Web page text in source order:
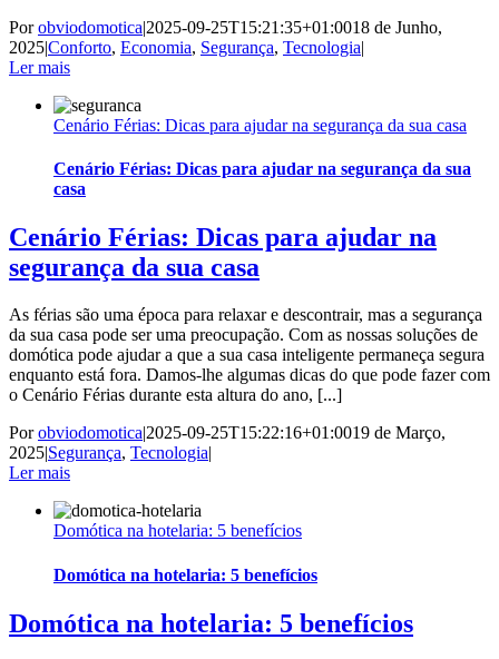
Porobviodomotica|2025-09-25T15:21:35+01:0018 de Junho,
2025|Conforto, Economia, Segurança, Tecnologia|
Ler mais
Cenário Férias: Dicas para ajudar na segurança da sua casa
Cenário Férias: Dicas para ajudar na segurança da sua
casa
Cenário Férias: Dicas para ajudar na
segurança da sua casa
As férias são uma época para relaxar e descontrair, mas a segurança
da sua casa pode ser uma preocupação. Com as nossas soluções de
domótica pode ajudar a que a sua casa inteligente permaneça segura
enquanto está fora. Damos-lhe algumas dicas do que pode fazer com
o Cenário Férias durante esta altura do ano, [...]
Porobviodomotica|2025-09-25T15:22:16+01:0019 de Março,
2025|Segurança, Tecnologia|
Ler mais
Domótica na hotelaria: 5 benefícios
Domótica na hotelaria: 5 benefícios
Domótica na hotelaria: 5 benefícios